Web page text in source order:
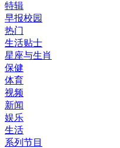
特辑
早报校园
热门
生活贴士
星座与生肖
保健
体育
视频
新闻
娱乐
生活
系列节目